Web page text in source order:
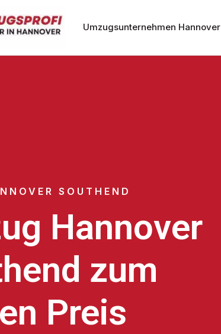
Umzugsunternehmen Hannover
SOUTHEND
Hannover
zum
Preis